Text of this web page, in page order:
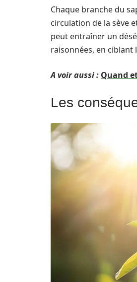
Chaque branche du
circulation de la sève
peut entraîner un
raisonnées, en ciblant
A voir aussi : Quand
Les